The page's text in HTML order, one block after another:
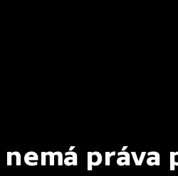
nemá práva